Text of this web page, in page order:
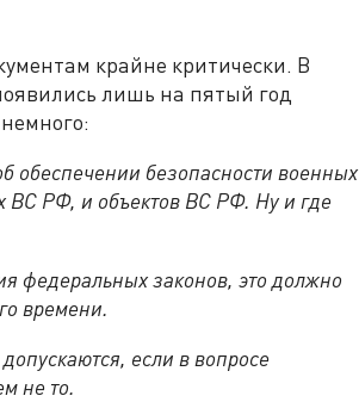
крайне критически. В
лишь на пятый год
обеспечении безопасности военных
ВС РФ, и объектов ВС РФ. Ну и где
федеральных законов, это должно
времени.
если в вопросе
не то.